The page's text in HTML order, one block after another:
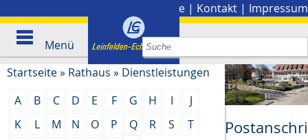
Presse | Kontakt | Impressum
Menü
Startseite» Rathaus » Dienstleistungen
A
B C D E F G H I
J
K
L M N O P Q R S
T